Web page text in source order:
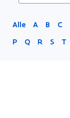
Alle A B C
P
Q R S T